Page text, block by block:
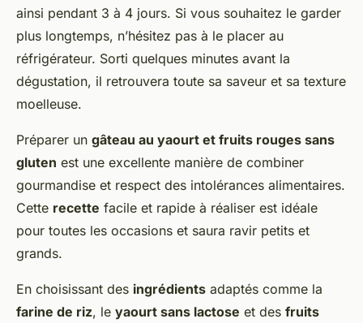
ainsi pendant 3 à 4 jours. Si vous souhaitez le garder
plus longtemps, n’hésitez pas à le placer au
réfrigérateur. Sorti quelques minutes avant la
dégustation, il retrouvera toute sa saveur et sa texture
moelleuse.
Préparer un gâteau au yaourt et fruits rouges sans
gluten est une excellente manière de combiner
gourmandise et respect des intolérances alimentaires.
Cette recette facile et rapide à réaliser est idéale
pour toutes les occasions et saura ravir petits et
grands.
En choisissant des ingrédients adaptés comme la
farine de riz, le yaourt sans lactose et des fruits